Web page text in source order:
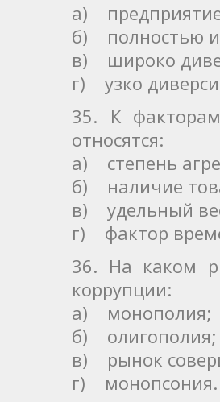
а)
б) полностью
в) широко
г) узко
35. К
относятся:
а) степень
б) наличие
в) удельный
г) фактор
36. На каком
коррупции:
а) монополия;
б) олигополия;
в) рынок
г) монопсония.